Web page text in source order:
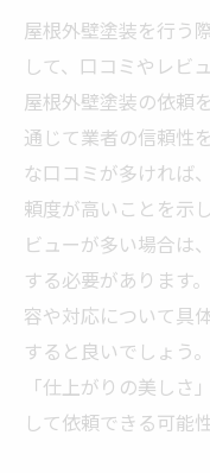
屋根外壁塗装を行う
して、口コミやレビ
屋根外壁塗装の依頼
通じて業者の信頼性
な口コミが多ければ
頼度が高いことを示
ビューが多い場合は
する必要があります
容や対応について具
すると良いでしょう
「仕上がりの美し
して依頼できる可能